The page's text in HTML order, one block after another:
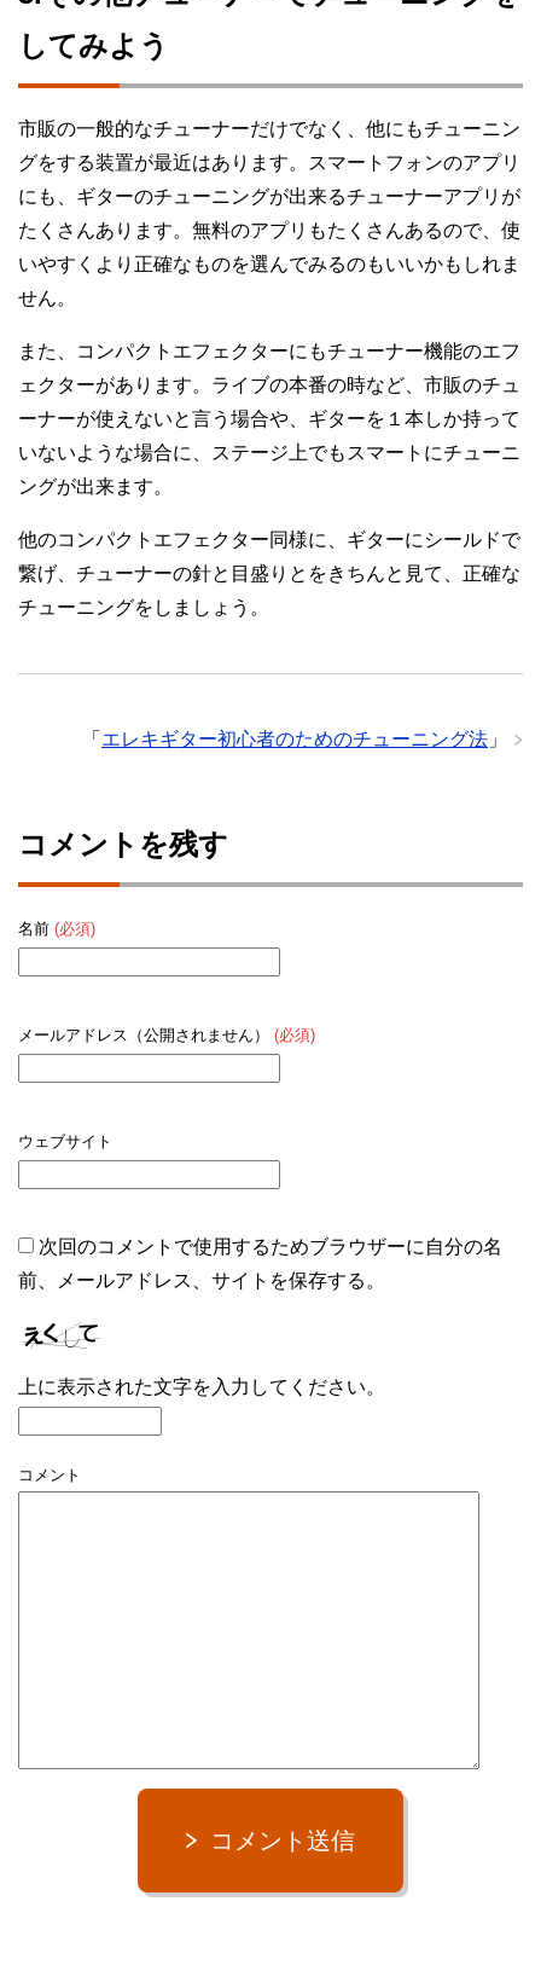
してみよう
市販の一般的なチューナーだけでなく、他にもチューニン
グをする装置が最近はあります。スマートフォンのアプリ
にも、ギターのチューニングが出来るチューナーアプリが
たくさんあります。無料のアプリもたくさんあるので、使
いやすくより正確なものを選んでみるのもいいかもしれま
せん。
また、コンパクトエフェクターにもチューナー機能のエフ
ェクターがあります。ライブの本番の時など、市販のチュ
ーナーが使えないと言う場合や、ギターを１本しか持って
いないような場合に、ステージ上でもスマートにチューニ
ングが出来ます。
他のコンパクトエフェクター同様に、ギターにシールドで
繋げ、チューナーの針と目盛りとをきちんと見て、正確な
チューニングをしましょう。
「 エレキギター初心者のためのチューニング法 」
コメントを残す
名前 (必須)
メールアドレス（公開されません） (必須)
ウェブサイト
次回のコメントで使用するためブラウザーに自分の名
前、メールアドレス、サイトを保存する。
上に表示された文字を入力してください。
コメント
コメント送信